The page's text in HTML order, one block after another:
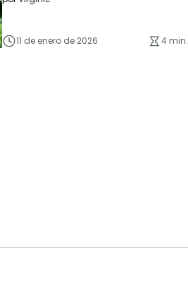
11 de enero de 2026 4 min.